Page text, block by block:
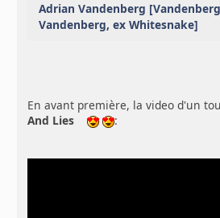
Adrian Vandenberg
Vandenberg, ex Whitesnake]
En avant première, la video d'un
And Lies
: